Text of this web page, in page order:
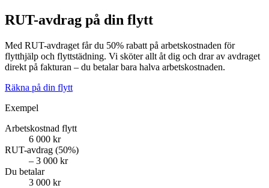
RUT-avdrag på din flytt
Med RUT-avdraget får du 50% rabatt på arbetskostnaden för
flytthjälp och flyttstädning. Vi sköter allt åt dig och drar av avdraget
direkt på fakturan – du betalar bara halva arbetskostnaden.
Räkna på din flytt
Exempel
Arbetskostnad flytt
6 000 kr
RUT-avdrag (50%)
– 3 000 kr
Du betalar
3 000 kr